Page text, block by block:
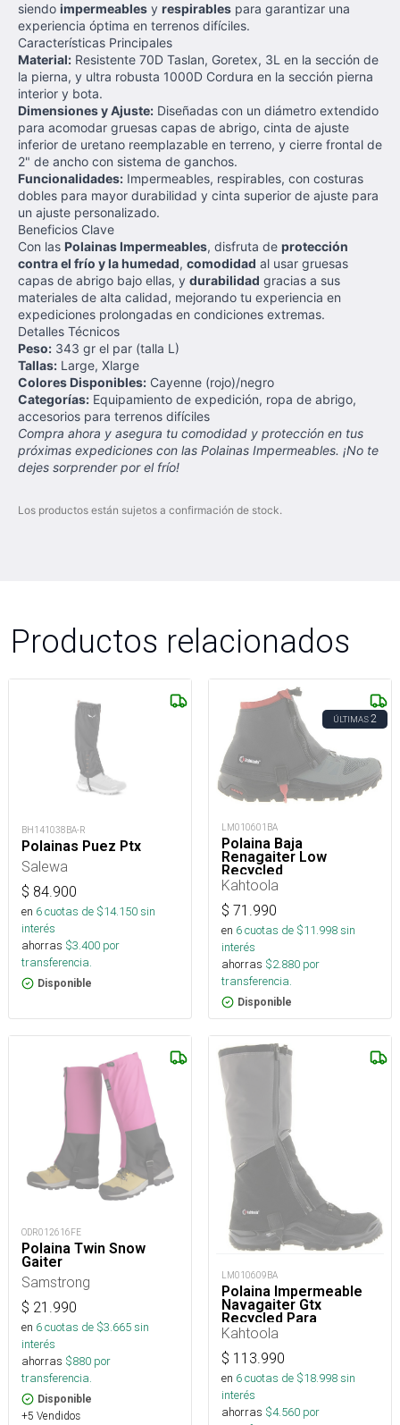
siendo impermeables y respirables para garantizar una
experiencia óptima en terrenos difíciles.
Características Principales
Material: Resistente 70D Taslan, Goretex, 3L en la sección de
la pierna, y ultra robusta 1000D Cordura en la sección pierna
interior y bota.
Dimensiones y Ajuste: Diseñadas con un diámetro extendido
para acomodar gruesas capas de abrigo, cinta de ajuste
inferior de uretano reemplazable en terreno, y cierre frontal de
2" de ancho con sistema de ganchos.
Funcionalidades: Impermeables, respirables, con costuras
dobles para mayor durabilidad y cinta superior de ajuste para
un ajuste personalizado.
Beneficios Clave
Con las Polainas Impermeables, disfruta de protección
contra el frío y la humedad, comodidad al usar gruesas
capas de abrigo bajo ellas, y durabilidad gracias a sus
materiales de alta calidad, mejorando tu experiencia en
expediciones prolongadas en condiciones extremas.
Detalles Técnicos
Peso: 343 gr el par (talla L)
Tallas: Large, Xlarge
Colores Disponibles: Cayenne (rojo)/negro
Categorías: Equipamiento de expedición, ropa de abrigo,
accesorios para terrenos difíciles
Compra ahora y asegura tu comodidad y protección en tus
próximas expediciones con las Polainas Impermeables. ¡No te
dejes sorprender por el frío!
Los productos están sujetos a confirmación de stock.
Productos relacionados
BH141038BA-R
Polainas Puez Ptx
Salewa
$ 84.900
en 6cuotas de $14.150sin
interés
ahorras $3.400 por
transferencia.
Disponible
ÚLTIMAS2
LM010601BA
Polaina Baja
Renagaiter Low
Recycled
Kahtoola
$ 71.990
en 6cuotas de $11.998sin
interés
ahorras $2.880 por
transferencia.
Disponible
ODR012616FE
Polaina Twin Snow
Gaiter
Samstrong
$ 21.990
en 6cuotas de $3.665sin
interés
ahorras $880 por
transferencia.
Disponible
+5 Vendidos
LM010609BA
Polaina Impermeable
Navagaiter Gtx
Recycled Para
Trekking, Nieve Y
Kahtoola
$ 113.990
en 6cuotas de $18.998sin
interés
ahorras $4.560 por